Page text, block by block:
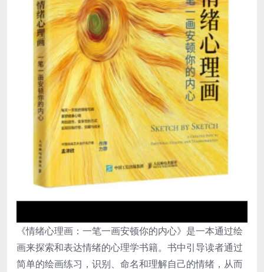
《情绪心理画：一笔一画安顿你的内心》是一本通过绘
画来探索和表达情绪的心理学书籍。书中引导读者通过
简单的绘画练习，识别、命名和理解自己的情绪，从而